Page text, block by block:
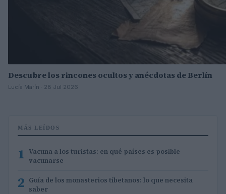
Descubre los rincones ocultos y anécdotas de Berlín
Lucía Marín · 28 Jul 2026
MÁS LEÍDOS
1 Vacuna a los turistas: en qué países es posible
vacunarse
2 Guía de los monasterios tibetanos: lo que necesita
saber